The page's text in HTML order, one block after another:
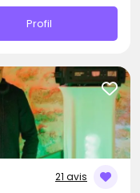
Profil
21 avis